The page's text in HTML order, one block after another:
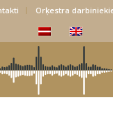
Orķestra